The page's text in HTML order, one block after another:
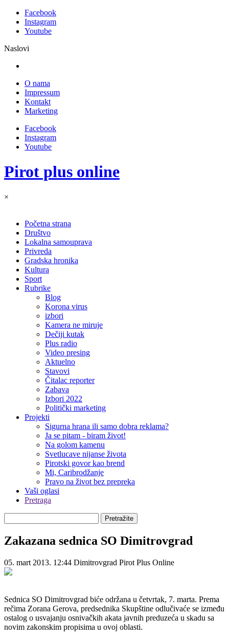
Facebook
Instagram
Youtube
Naslovi
O nama
Impressum
Kontakt
Marketing
Facebook
Instagram
Youtube
Pirot plus online
×
Početna strana
Društvo
Lokalna samouprava
Privreda
Gradska hronika
Kultura
Sport
Rubrike
Blog
Korona virus
izbori
Kamera ne miruje
Dečiji kutak
Plus radio
Video presing
Aktuelno
Stavovi
Čitalac reporter
Zabava
Izbori 2022
Politički marketing
Projekti
Sigurna hrana ili samo dobra reklama?
Ja se pitam - biram život!
Na golom kamenu
Svetlucave nijanse života
Pirotski govor kao brend
Mi, Caribrodžanje
Pravo na život bez prepreka
Vaši oglasi
Pretraga
Pretražite
Zakazana sednica SO Dimitrovgrad
05. mart 2013. 12:44 Dimitrovgrad Pirot Plus Online
Sednica SO Dimitrovgrad biće održana u četvrtak, 7. marta. Prema
rečima Zorana Gerova, predsednika Skupštine odlučivaće se između
ostalog o usvajanju osnivačkih akata javnih preduzeća u skadu sa
novim zakonskim propisima u ovoj oblasti.